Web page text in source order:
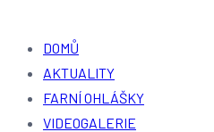
DOMŮ
AKTUALITY
FARNÍ OHLÁŠKY
VIDEOGALERIE